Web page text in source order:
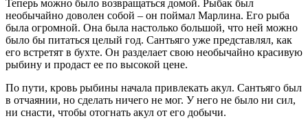
Теперь можно было возвращаться домой. Рыбак был
необычайно доволен собой – он поймал Марлина. Его рыба
была огромной. Она была настолько большой, что ней можно
было бы питаться целый год. Сантьяго уже представлял, как
его встретят в бухте. Он разделает свою необычайно красивую
рыбину и продаст ее по высокой цене.
По пути, кровь рыбины начала привлекать акул. Сантьяго был
в отчаянии, но сделать ничего не мог. У него не было ни сил,
ни снасти, чтобы отогнать акул от его добычи.